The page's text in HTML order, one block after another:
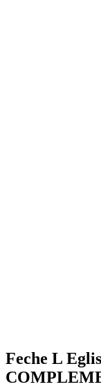
Feche L